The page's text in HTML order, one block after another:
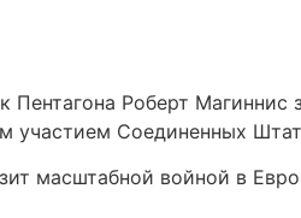
Роберт
участием Соединенных
масштабной войной в